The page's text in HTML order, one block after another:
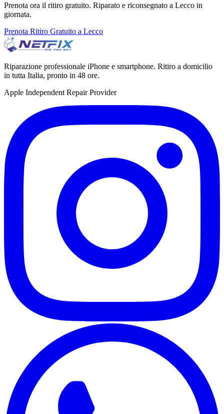
Prenota ora il ritiro gratuito. Riparato e riconsegnato a Lecco in
giornata.
Prenota Ritiro Gratuito a Lecco
Riparazione professionale iPhone e smartphone. Ritiro a domicilio
in tutta Italia, pronto in 48 ore.
Apple Independent Repair Provider